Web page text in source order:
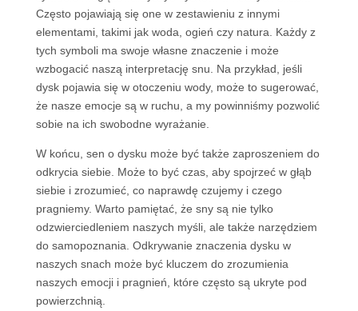
Często pojawiają się one w zestawieniu z innymi
elementami, takimi jak woda, ogień czy natura. Każdy z
tych symboli ma swoje własne znaczenie i może
wzbogacić naszą interpretację snu. Na przykład, jeśli
dysk pojawia się w otoczeniu wody, może to sugerować,
że nasze emocje są w ruchu, a my powinniśmy pozwolić
sobie na ich swobodne wyrażanie.
W końcu, sen o dysku może być także zaproszeniem do
odkrycia siebie. Może to być czas, aby spojrzeć w głąb
siebie i zrozumieć, co naprawdę czujemy i czego
pragniemy. Warto pamiętać, że sny są nie tylko
odzwierciedleniem naszych myśli, ale także narzędziem
do samopoznania. Odkrywanie znaczenia dysku w
naszych snach może być kluczem do zrozumienia
naszych emocji i pragnień, które często są ukryte pod
powierzchnią.